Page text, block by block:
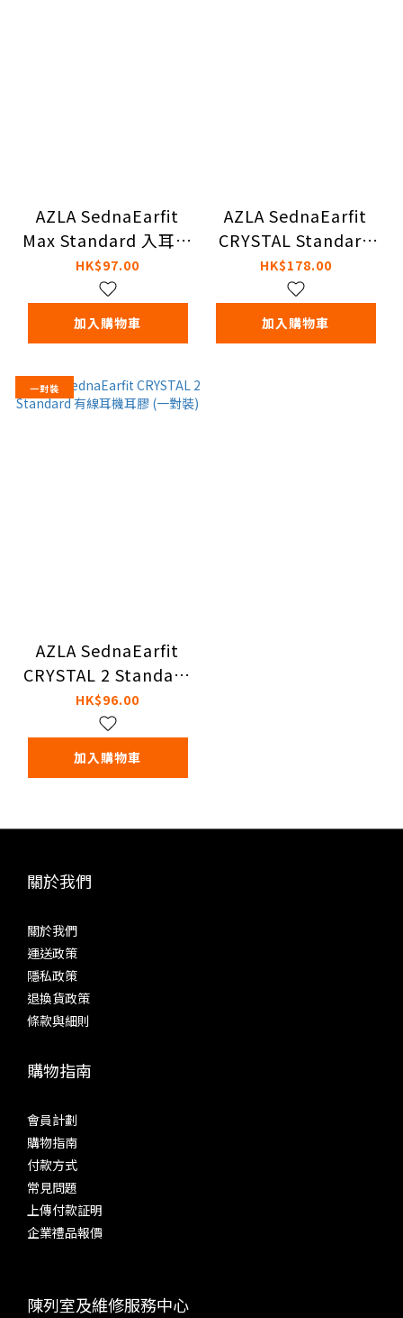
AZLA SednaEarfit
Max Standard 入耳式
耳膠 (一對裝)
HK$97.00
加入購物車
AZLA SednaEarfit
CRYSTAL Standard
有線耳機耳膠 (兩對
裝)
HK$178.00
加入購物車
一對裝
AZLA SednaEarfit
CRYSTAL 2 Standard
有線耳機耳膠 (一對
裝)
HK$96.00
加入購物車
關於我們
關於我們
運送政策
隱私政策
退換貨政策
條款與細則
購物指南
會員計劃
購物指南
付款方式
常見問題
上傳付款証明
企業禮品報價
陳列室及維修服務中心